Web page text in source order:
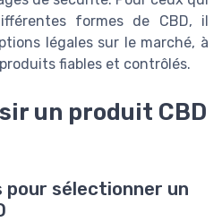
formes de CBD, il
légales sur le marché, à
fiables et contrôlés.
un produit CBD
sélectionner un